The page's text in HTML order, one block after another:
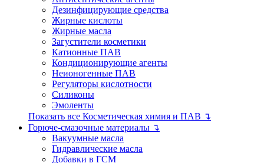
Дезинфицирующие средства
Жирные кислоты
Жирные масла
Загустители косметики
Катионные ПАВ
Кондиционирующие агенты
Неионогенные ПАВ
Регуляторы кислотности
Силиконы
Эмоленты
Показать все Косметическая химия и ПАВ ↴
Горюче-смазочные материалы ↴
Вакуумные масла
Гидравлические масла
Добавки в ГСМ